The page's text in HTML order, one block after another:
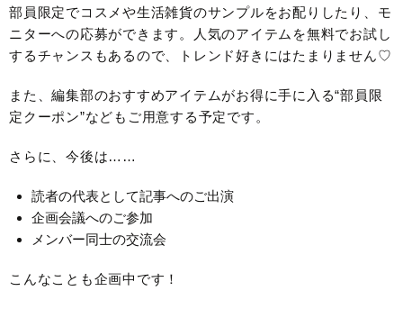
部員限定でコスメや生活雑貨のサンプルをお配りしたり、モ
ニターへの応募ができます。人気のアイテムを無料でお試し
するチャンスもあるので、トレンド好きにはたまりません♡
また、編集部のおすすめアイテムがお得に手に入る“部員限
定クーポン”などもご用意する予定です。
さらに、今後は……
読者の代表として記事へのご出演
企画会議へのご参加
メンバー同士の交流会
こんなことも企画中です！